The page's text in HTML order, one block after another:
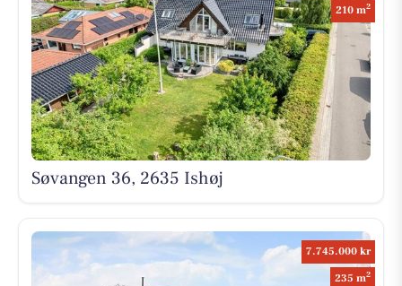
210 m2
Søvangen 36, 2635 Ishøj
7.745.000 kr
235 m2